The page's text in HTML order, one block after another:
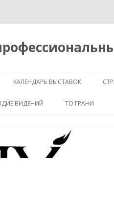
к
КАЛЕНДАРЬ ВЫСТАВОК
ВИДЕНИЙ ТО ГРАНИ